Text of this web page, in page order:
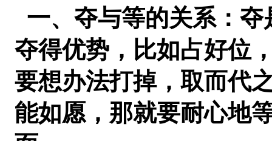
一、夺与等的关系：
夺得优势，比如占好位
要想办法打掉，取而代
能如愿，那就要耐心地